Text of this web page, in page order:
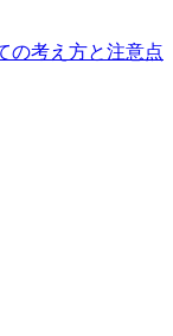
の考え方と注意点